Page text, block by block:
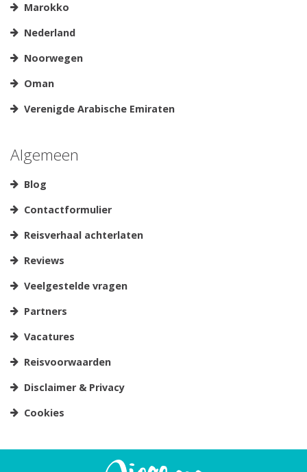
Marokko
Nederland
Noorwegen
Oman
Verenigde Arabische Emiraten
Algemeen
Blog
Contactformulier
Reisverhaal achterlaten
Reviews
Veelgestelde vragen
Partners
Vacatures
Reisvoorwaarden
Disclaimer & Privacy
Cookies